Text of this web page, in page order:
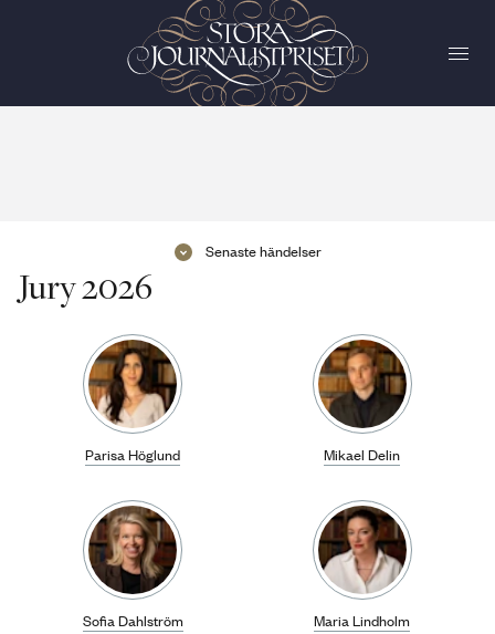
Senaste händelser
Jury2026
Parisa Höglund Mikael Delin
Sofia Dahlström Maria Lindholm